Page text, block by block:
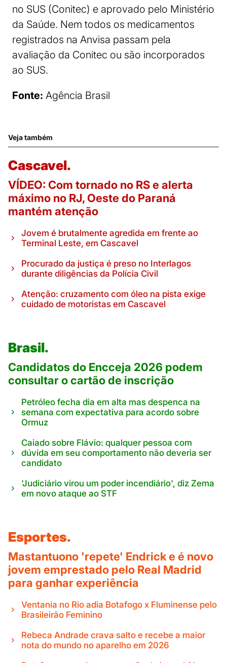
no SUS (Conitec) e aprovado pelo Ministério
da Saúde. Nem todos os medicamentos
registrados na Anvisa passam pela
avaliação da Conitec ou são incorporados
ao SUS.
Fonte: Agência Brasil
Veja também
Cascavel.
VÍDEO: Com tornado no RS e alerta
máximo no RJ, Oeste do Paraná
mantém atenção
Jovem é brutalmente agredida em frente ao
Terminal Leste, em Cascavel
Procurado da justiça é preso no Interlagos
durante diligências da Polícia Civil
Atenção: cruzamento com óleo na pista exige
cuidado de motoristas em Cascavel
Brasil.
Candidatos do Encceja 2026 podem
consultar o cartão de inscrição
Petróleo fecha dia em alta mas despenca na
semana com expectativa para acordo sobre
Ormuz
Caiado sobre Flávio: qualquer pessoa com
dúvida em seu comportamento não deveria ser
candidato
'Judiciário virou um poder incendiário', diz Zema
em novo ataque ao STF
Esportes.
Mastantuono 'repete' Endrick e é novo
jovem emprestado pelo Real Madrid
para ganhar experiência
Ventania no Rio adia Botafogo x Fluminense pelo
Brasileirão Feminino
Rebeca Andrade crava salto e recebe a maior
nota do mundo no aparelho em 2026